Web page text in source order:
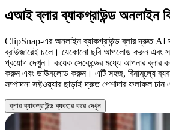
এআই ব্লার ব্যাকগ্রাউন্ড অনলাইন
ClipSnap-এর অনলাইন ব্যাকগ্রাউন্ড ব্লার দ্রুত AI
ব্রাউজারেই চলে। যেকোনো ছবি আপলোড করুন এবং
প্রয়োগ দেখুন। কয়েক সেকেন্ডের মধ্যে আপনার ব্লার
করুন এবং ডাউনলোড করুন। এটি সহজ, বিনামূল্যে
সম্পাদনা সফ্টওয়্যার ছাড়াই দ্রুত পেশাদার ফলাফল
ব্লার ব্যাকগ্রাউন্ড ব্যবহার করে দেখুন